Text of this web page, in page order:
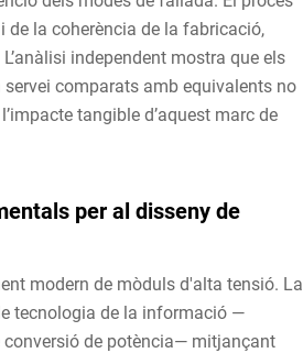
de la coherència de la fabricació,
independent mostra que els
servei comparats amb equivalents no
tangible d’aquest marc de
per al disseny de
modern de mòduls d'alta tensió. La
tecnologia de la informació —
de potència— mitjançant